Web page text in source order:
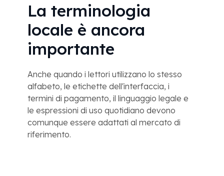
La terminologia
locale è ancora
importante
Anche quando i lettori utilizzano lo stesso
alfabeto, le etichette dell'interfaccia, i
termini di pagamento, il linguaggio legale e
le espressioni di uso quotidiano devono
comunque essere adattati al mercato di
riferimento.